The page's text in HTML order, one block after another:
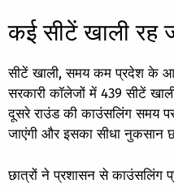
कई सीटें खाली रह
सीटें खाली, समय कम प्रदेश के
सरकारी कॉलेजों में 439 सीटें खाली
दूसरे राउंड की काउंसलिंग समय
जाएंगी और इसका सीधा नुकसान
छात्रों ने प्रशासन से काउंसलिंग